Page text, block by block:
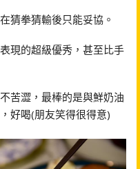
猜拳猜輸後只能妥協。
現的超級優秀，甚至比手
苦澀，最棒的是與鮮奶油
好喝(朋友笑得很得意)